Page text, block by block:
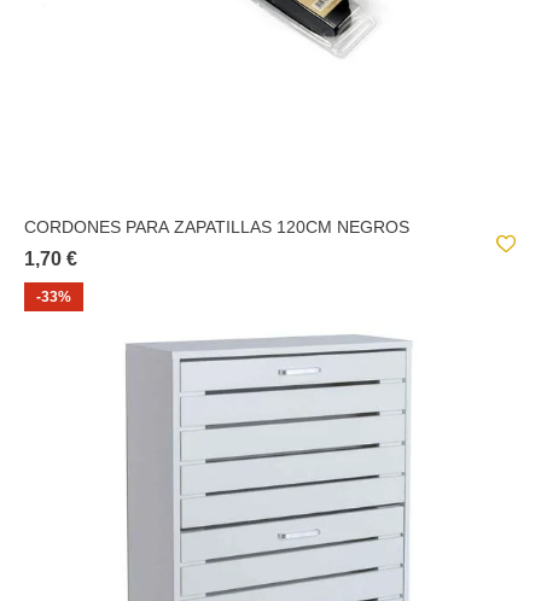
CORDONES PARA ZAPATILLAS 120CM NEGROS
1,70 €
-33%